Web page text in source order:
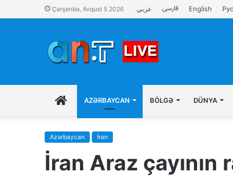
Çərşənbə, Avqust 5 2026 عربي فارسی English
İLK
SƏHIFƏ
AZƏRBAYCAN BÖLGƏ DÜNYA
Azərbaycan İran
İran Araz